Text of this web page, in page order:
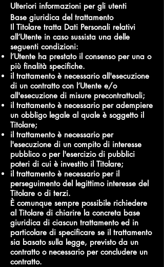
Ulteriori informazioni per gli utenti
Base giuridica del trattamento
Il Titolare tratta Dati Personali relativi
all’Utente in caso sussista una delle
seguenti condizioni:
l’Utente ha prestato il consenso per una o
più finalità specifiche.
il trattamento è necessario all'esecuzione
di un contratto con l’Utente e/o
all'esecuzione di misure precontrattuali;
il trattamento è necessario per adempiere
un obbligo legale al quale è soggetto il
Titolare;
il trattamento è necessario per
l'esecuzione di un compito di interesse
pubblico o per l'esercizio di pubblici
poteri di cui è investito il Titolare;
il trattamento è necessario per il
perseguimento del legittimo interesse del
Titolare o di terzi.
È comunque sempre possibile richiedere
al Titolare di chiarire la concreta base
giuridica di ciascun trattamento ed in
particolare di specificare se il trattamento
sia basato sulla legge, previsto da un
contratto o necessario per concludere un
contratto.